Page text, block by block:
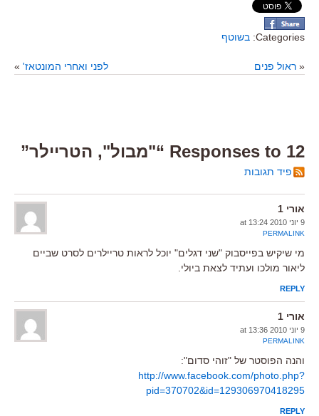
Categories: בשוטף
« ראול פנים לפני ואחרי המונטאז' »
12 Responses to “"מבול", הטריילר”
פיד תגובות
אורי 1
9 יוני 2010 at 13:24
PERMALINK
מי שיקיש בפייסבוק "שני דגלים" יוכל לראות טריילרים לסרט שביים
ליאור מולכו ועתיד לצאת ביולי.
REPLY
אורי 1
9 יוני 2010 at 13:36
PERMALINK
והנה הפוסטר של "זוהי סדום":
http://www.facebook.com/photo.php?
pid=370702&id=129306970418295
REPLY